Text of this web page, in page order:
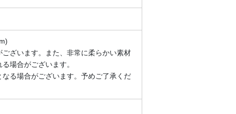
ざいます。また、非常に柔らかい素材
場合がございます。
る場合がございます。予めご了承くだ